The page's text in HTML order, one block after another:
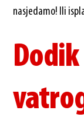
nasjedamo! Ili